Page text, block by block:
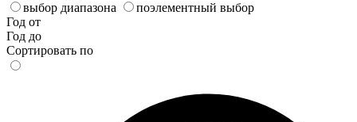
выбор диапазона
поэлементный выбор
Год от
Год до
Сортировать по